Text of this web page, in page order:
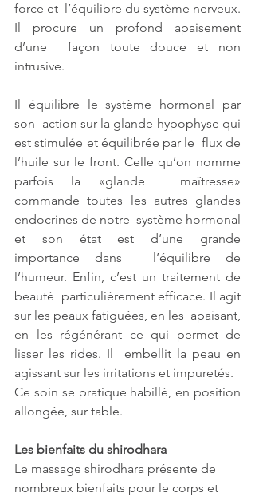
force et  l’équilibre du système nerveux.
Il procure un profond apaisement
d’une  façon toute douce et non
intrusive.
Il équilibre le système hormonal par
son  action sur la glande hypophyse qui
est stimulée et équilibrée par le  flux de
l’huile sur le front. Celle qu’on nomme
parfois la «glande  maîtresse»
commande toutes les autres glandes
endocrines de notre  système hormonal
et son état est d’une grande
importance dans  l’équilibre de
l’humeur. Enfin, c’est un traitement de
beauté  particulièrement efficace. Il agit
sur les peaux fatiguées, en les  apaisant,
en les régénérant ce qui permet de
lisser les rides. Il  embellit la peau en
agissant sur les irritations et impuretés.
Ce soin se pratique habillé, en position
allongée, sur table.
Les bienfaits du shirodhara
Le massage shirodhara présente de
nombreux bienfaits pour le corps et